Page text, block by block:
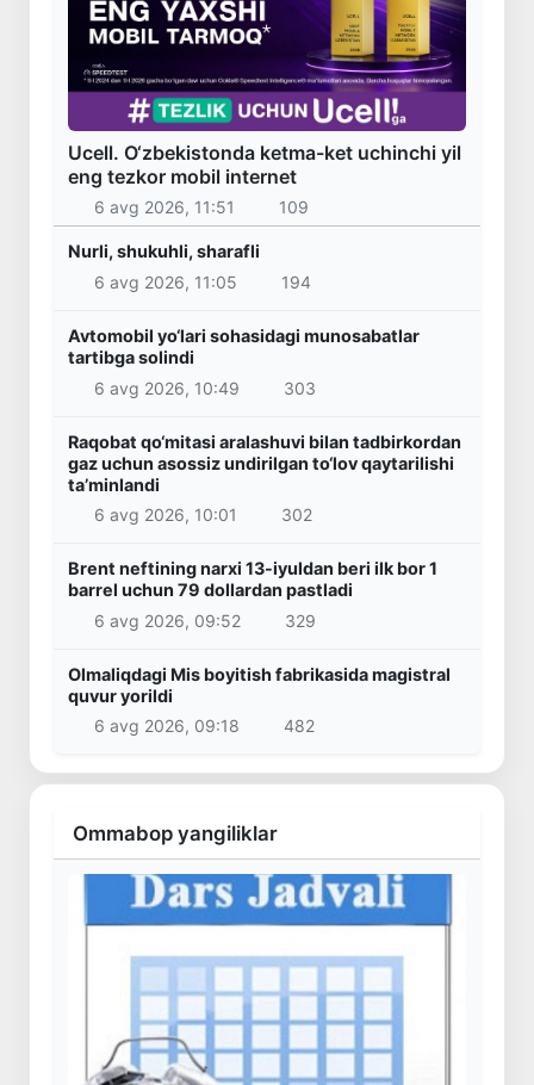
Ucell. O‘zbekistonda ketma-ket uchinchi yil
eng tezkor mobil internet
6 avg 2026, 11:51 109
Nurli, shukuhli, sharafli
6 avg 2026, 11:05
194
Avtomobil yo‘lari sohasidagi munosabatlar
tartibga solindi
6 avg 2026, 10:49
303
Raqobat qo‘mitasi aralashuvi bilan tadbirkordan
gaz uchun asossiz undirilgan to‘lov qaytarilishi
ta’minlandi
6 avg 2026, 10:01
302
Brent neftining narxi 13-iyuldan beri ilk bor 1
barrel uchun 79 dollardan pastladi
6 avg 2026, 09:52
329
Olmaliqdagi Mis boyitish fabrikasida magistral
quvur yorildi
6 avg 2026, 09:18
482
Ommabop yangiliklar